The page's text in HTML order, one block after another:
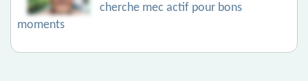
cherche mec actif pour bons
moments